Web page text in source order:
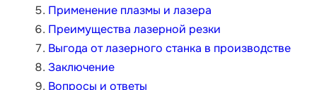
Применение плазмы и лазера
Преимущества лазерной резки
Выгода от лазерного станка в производстве
Заключение
Вопросы и ответы